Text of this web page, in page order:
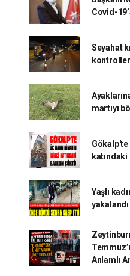
Covid-
Seyahat
martıyı
Gökalp'te
Yaşlı
yakalandı
Anlamlı